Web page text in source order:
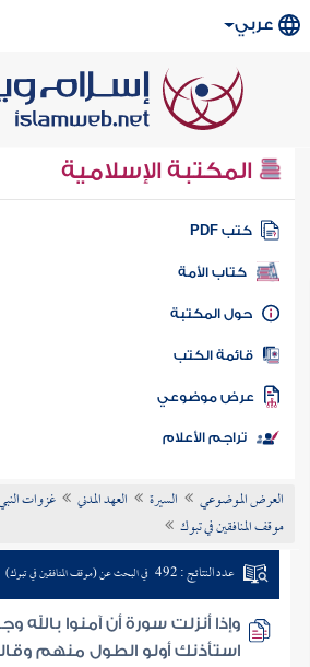
عربي
المكتبة الإسلامية
كتب PDF
كتاب الأمة
المكتبة
الكتب
موضوعي
تراجم الأعلام
العرض الموضوعي السيرة العهد المدني غزوات
موقف المنافقين في تبوك
عدد النتائج : 492 في البحث عن (موقف المنافقين في تبوك)
وإذا أنزلت سورة أن آمنوا بالله
استأذنك أولو الطول منهم